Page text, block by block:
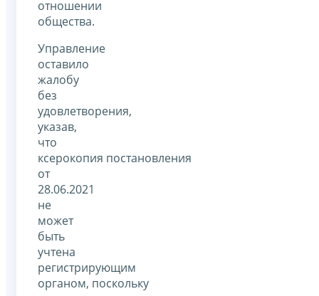
отношении
общества.
Управление
оставило
жалобу
без
удовлетворения,
указав,
что
ксерокопия постановления
от
28.06.2021
не
может
быть
учтена
регистрирующим
органом, поскольку